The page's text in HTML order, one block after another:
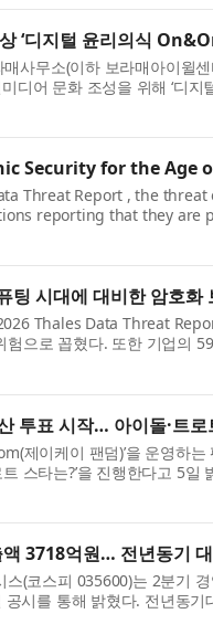
‘디지털 윤리의식
사무소(이하 보라매아이윌
디어 문화 조성을 위해 ‘디
Security for the Age
Threat Report , the
reporting that they
팅 시대에 대비한 암호화
Thales Data Threat
험으로 꼽혔다. 또한 기업의
투표 시작… 아이돌·트로
제이케이 팬덤)’을 운영하
스타는?’을 진행한다고 5
3718억원… 전년동기
스(코스피 035600)는 2분기
시를 통해 밝혔다. 전년동